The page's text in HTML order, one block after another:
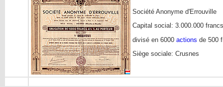
Société Anonyme d'Errouville
Capital social: 3.000.000 francs
divisé en 6000 actions de 500
Siège sociale: Crusnes